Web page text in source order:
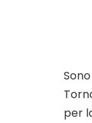
per